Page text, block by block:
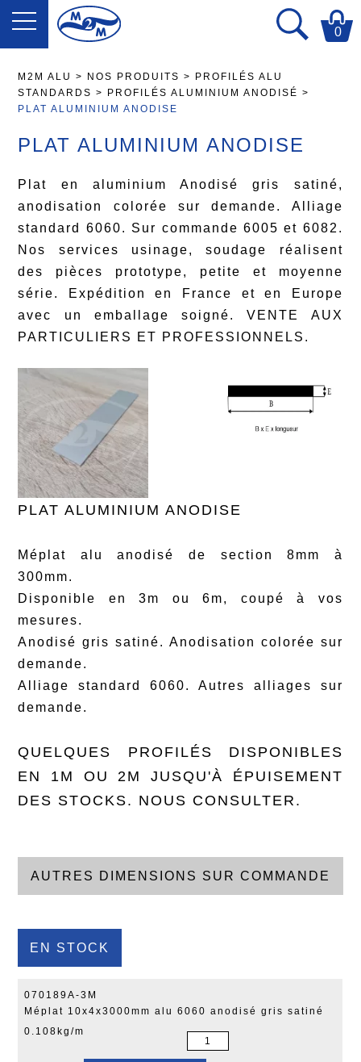
0
M2M ALU > NOS PRODUITS >
PROFILÉS ALU
STANDARDS > PROFILÉS ALUMINIUM ANODISÉ >
PLAT ALUMINIUM ANODISE
PLAT ALUMINIUM ANODISE
Plat en aluminium Anodisé gris satiné,
anodisation colorée sur demande. Alliage
standard 6060. Sur commande 6005 et 6082.
Nos services usinage, soudage réalisent
des pièces prototype, petite et moyenne
série. Expédition en France et en Europe
avec un emballage soigné. VENTE AUX
PARTICULIERS ET PROFESSIONNELS.
PLAT ALUMINIUM ANODISE
Méplat alu anodisé de section 8mm à
300mm.
Disponible en 3m ou 6m, coupé à vos
mesures.
Anodisé gris satiné. Anodisation colorée sur
demande.
Alliage standard 6060. Autres alliages sur
demande.
QUELQUES PROFILÉS DISPONIBLES
EN 1M OU 2M JUSQU'À ÉPUISEMENT
DES STOCKS. NOUS CONSULTER.
AUTRES DIMENSIONS SUR COMMANDE
EN STOCK
070189A-3M
Méplat 10x4x3000mm alu 6060 anodisé gris satiné
0.108kg/m